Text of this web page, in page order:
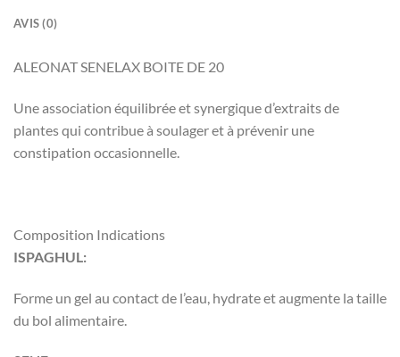
AVIS (0)
ALEONAT SENELAX BOITE DE 20
Une association équilibrée et synergique d’extraits de
plantes qui contribue à soulager et à prévenir une
constipation occasionnelle.
Composition Indications
ISPAGHUL:
Forme un gel au contact de l’eau, hydrate et augmente la taille
du bol alimentaire.